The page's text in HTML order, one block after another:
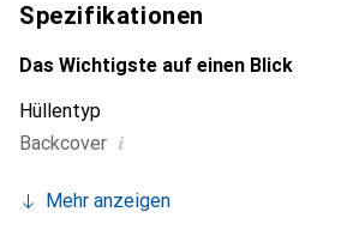
Spezifikationen
Das Wichtigste auf einen Blick
Hüllentyp
Backcover i
Mehr anzeigen